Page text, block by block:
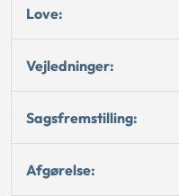
Love:
Vejledninger:
Sagsfremstilling:
Afgørelse: